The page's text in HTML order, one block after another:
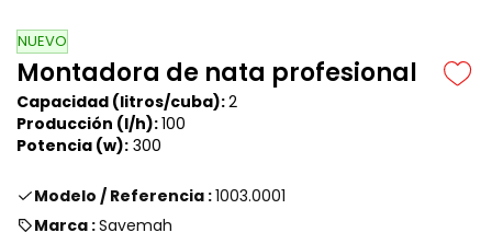
NUEVO
Montadora de nata profesional
Capacidad (litros/cuba):2
Producción (l/h):100
Potencia (w): 300
Modelo / Referencia :1003.0001
Marca :Savemah